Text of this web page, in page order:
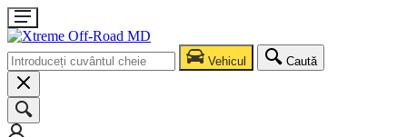
Vehicul Caută